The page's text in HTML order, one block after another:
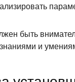
быть
и